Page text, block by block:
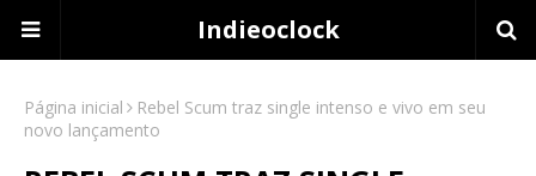
Indieoclock
Página inicial
Rebel Scum traz single intenso e vivo em seu
novo lançamento